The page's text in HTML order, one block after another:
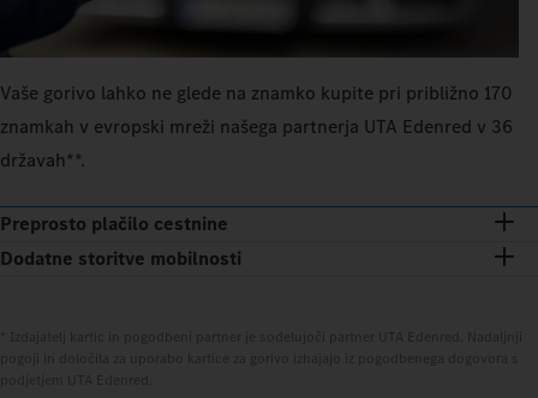
Vaše gorivo lahko ne glede na znamko kupite pri približno 170
znamkah v evropski mreži našega partnerja UTA Edenred v 36
državah**.
Preprosto plačilo cestnine
Dodatne storitve mobilnosti